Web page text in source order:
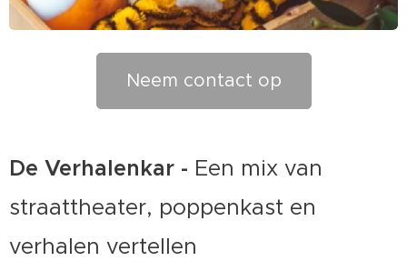
Neem contact op
De Verhalenkar - Een mix van
straattheater, poppenkast en
verhalen vertellen